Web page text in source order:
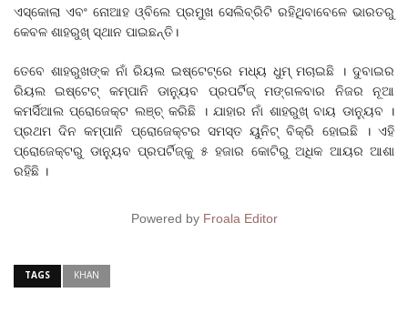
ଏସ୍କୋଲା ଏବଂ ନୋଆହ ଓ୍ବିଲେ ପ୍ରମୁଖ ସେଲିବ୍ରିଟି ରହିଥିବାବେଳେ ଭାରତରୁ
କେବଳ ଶାହରୁଖ୍‌ ସ୍ଥାନ ପାଇଛନ୍ତି।
ତେବେ ଶାହରୁଖଙ୍କ ନାଁ ରିୟଲ ଇଷ୍ଟେଟ୍‌ରେ ମଧ୍ୟ ଧୁମ୍ ମଚାଇଛି । ଦୁବାଇର
ରିୟଲ ଇଷ୍ଟେଟ୍ କମ୍ପାନି ଡାନ୍ୟୁବ ପ୍ରପର୍ଟିଜ୍ ମଙ୍ଗଳବାର ନିଜର ନୂଆ
କମର୍ସିଆଲ ପ୍ରୋଜେକ୍ଟ ଲଞ୍ଚ୍ କରିଛି । ଯାହାର ନାଁ ଶାହରୁଖ୍ ବାୟ ଡାନ୍ୟୁବ ।
ପ୍ରଥମ ଦିନ କମ୍ପାନି ପ୍ରୋଜେକ୍ଟର ସମସ୍ତ ୟୁନିଟ୍ ବିକ୍ରି ହୋଇଛି । ଏହି
ପ୍ରୋଜେକ୍ଟରୁ ଡାନ୍ୟୁବ ପ୍ରପର୍ଟିଜ୍କୁ ୫ ହଜାର କୋଟିରୁ ଅଧିକ ଆୟର ଆଶା
ରହିଛି ।
Powered by Froala Editor
TAGS KHAN